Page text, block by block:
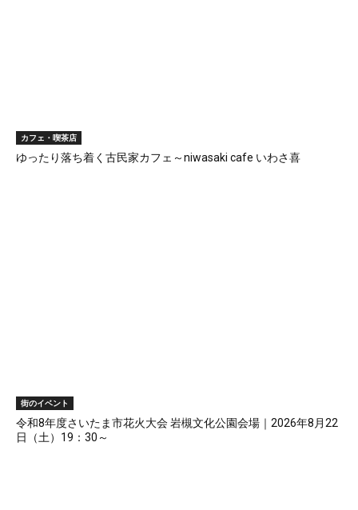
カフェ・喫茶店
ゆったり落ち着く古民家カフェ～niwasaki cafe いわさ喜
街のイベント
令和8年度さいたま市花火大会 岩槻文化公園会場｜2026年8月22
日（土）19：30～